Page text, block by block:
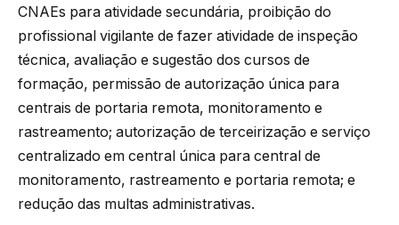
CNAEs para atividade secundária, proibição do
profissional vigilante de fazer atividade de inspeção
técnica, avaliação e sugestão dos cursos de
formação, permissão de autorização única para
centrais de portaria remota, monitoramento e
rastreamento; autorização de terceirização e serviço
centralizado em central única para central de
monitoramento, rastreamento e portaria remota; e
redução das multas administrativas.